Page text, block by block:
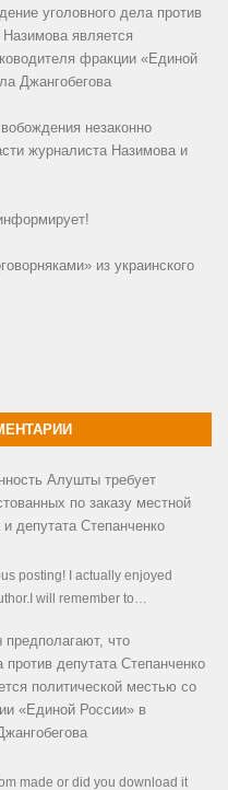
уголовного дела против
является
фракции «Единой
Джангобегова
незаконно
журналиста Назимова и
из украинского
Алушты требует
по заказу местной
депутата Степанченко
posting! I actually enjoyed
will remember to…
предполагают, что
депутата Степанченко
политической местью со
«Единой России» в
made or did you download it